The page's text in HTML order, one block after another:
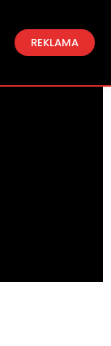
REKLAMA